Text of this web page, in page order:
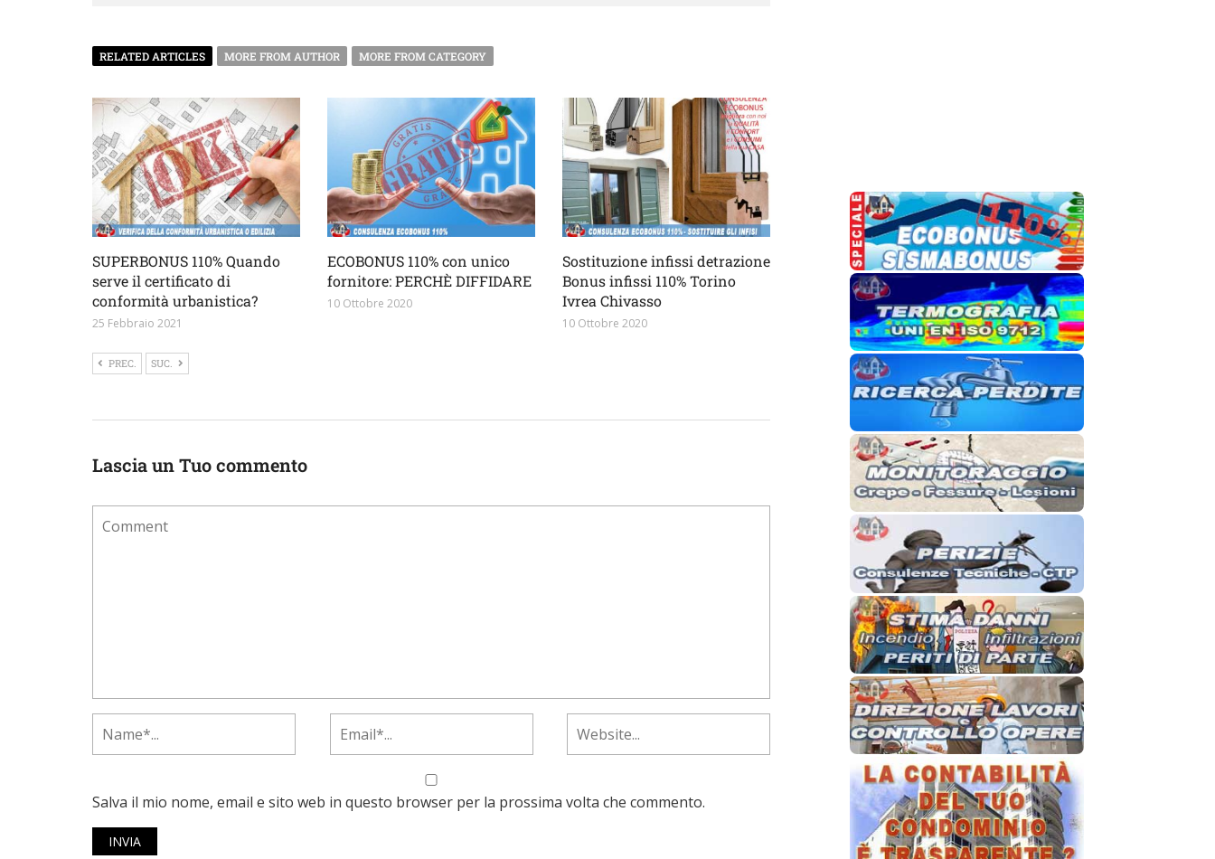
RELATED ARTICLES MORE FROM AUTHOR MORE FROM CATEGORY
SUPERBONUS 110% Quando
serve il certificato di
conformità urbanistica?
25 Febbraio 2021
ECOBONUS 110% con unico
fornitore: PERCHÈ DIFFIDARE
10 Ottobre 2020
Sostituzione infissi detrazione
Bonus infissi 110% Torino
Ivrea Chivasso
10 Ottobre 2020
PREC. SUC.
Lascia un Tuo commento
Salva il mio nome, email e sito web in questo browser per la prossima volta che commento.